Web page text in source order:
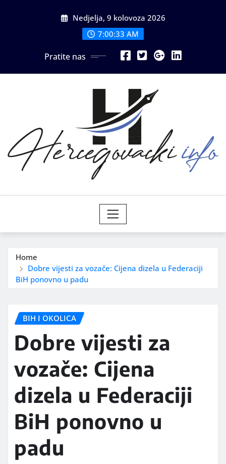
Nedjelja, 9 kolovoza 2026
7:00:35 AM
Pratite nas
Home
Dobre vijesti za vozače: Cijena dizela u Federaciji
BiH ponovno u padu
BIH I OKOLICA
Dobre vijesti za
vozače: Cijena
dizela u Federaciji
BiH ponovno u
padu